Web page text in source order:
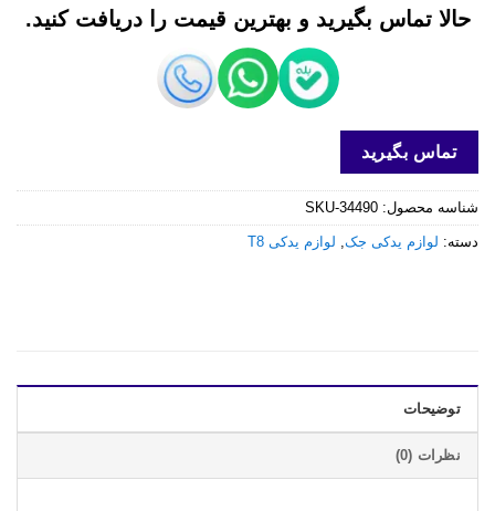
حالا تماس بگیرید و بهترین قیمت را دریافت کنید.
تماس بگیرید
شناسه محصول: SKU-34490
دسته: لوازم یدکی جک, لوازم یدکی T8
توضیحات
نظرات (0)